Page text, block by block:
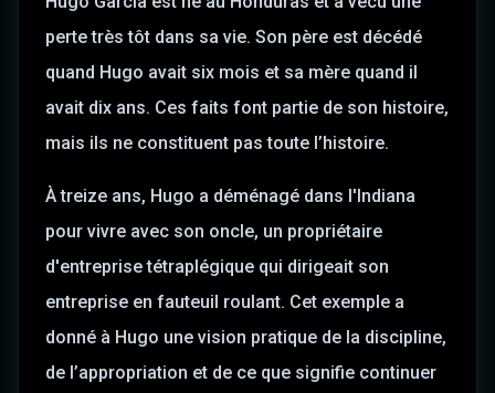
perte très tôt dans sa vie. Son père est décédé
quand Hugo avait six mois et sa mère quand il
avait dix ans. Ces faits font partie de son histoire,
mais ils ne constituent pas toute l’histoire.
À treize ans, Hugo a déménagé dans l'Indiana
pour vivre avec son oncle, un propriétaire
d'entreprise tétraplégique qui dirigeait son
entreprise en fauteuil roulant. Cet exemple a
donné à Hugo une vision pratique de la discipline,
de l’appropriation et de ce que signifie continuer